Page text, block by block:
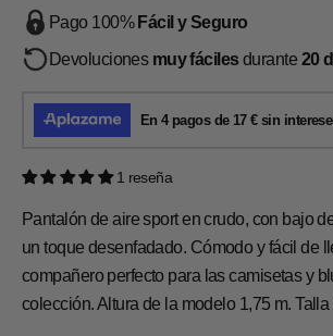
Pago 100%Fácil y Seguro
Devoluciones muy fáciles durante 20
1 reseña
Pantalón de aire sport en crudo, con bajo
un toque desenfadado. Cómodo y fácil de
compañero perfecto para las camisetas y
colección. Altura de la modelo 1,75 m. Talla